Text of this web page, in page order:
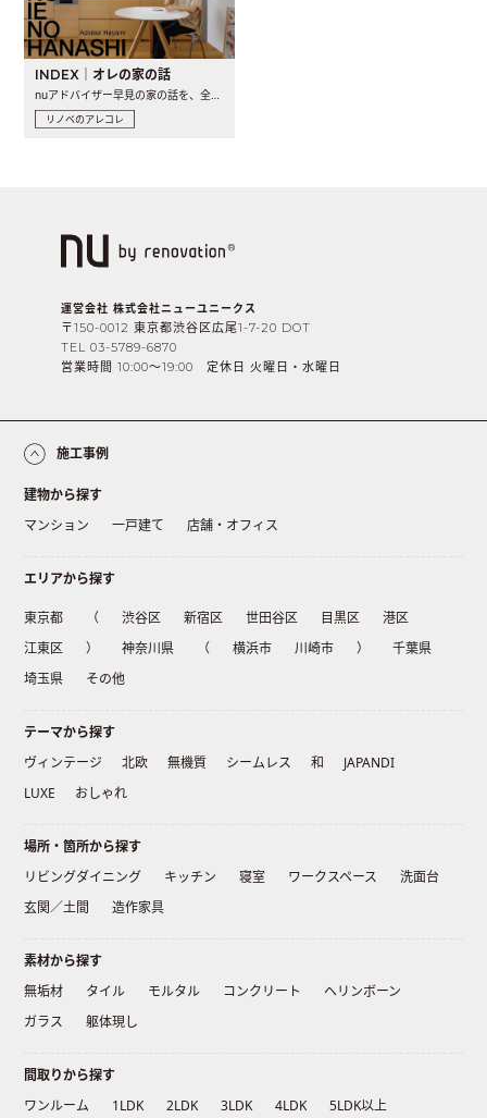
INDEX｜オレの家の話
nuアドバイザー早見の家の話を、全4話でお届け。リノベーションを..
リノベのアレコレ
運営会社 株式会社ニューユニークス
〒150-0012 東京都渋谷区広尾1-7-20 DOT
TEL 03-5789-6870
営業時間 10:00〜19:00 定休日 火曜日・水曜日
施工事例
建物から探す
マンション
一戸建て 店舗・オフィス
エリアから探す
東京都 （ 渋谷区 新宿区 世田谷区 目黒区
港区
江東区
） 神奈川県 （ 横浜市 川崎市 ）
千葉県
埼玉県
その他
テーマから探す
ヴィンテージ
北欧 無機質 シームレス 和
JAPANDI
LUXE
おしゃれ
場所・箇所から探す
リビングダイニング
キッチン 寝室 ワークスペース
洗面台
玄関／土間
造作家具
素材から探す
無垢材
タイル モルタル コンクリート
ヘリンボーン
ガラス
躯体現し
間取りから探す
ワンルーム
1LDK 2LDK 3LDK 4LDK 5LDK以上